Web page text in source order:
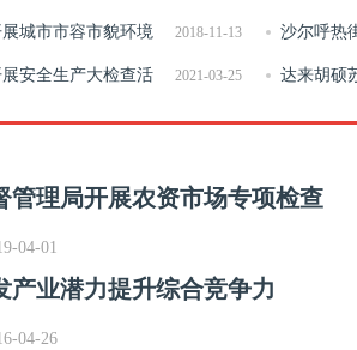
业务技能比
2018-11-13
城市市容市貌环境 沙尔呼热
2021-03-25
安全生产大检查活 达来胡硕
造工作
管理局开展农资市场专项检查
04-01
产业潜力提升综合竞争力
04-26